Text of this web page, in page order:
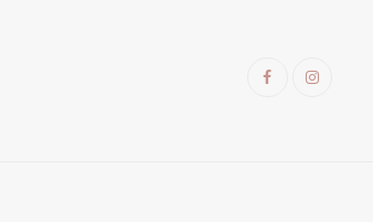
FacebookInstagram